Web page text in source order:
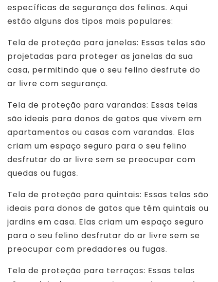
específicas de segurança dos felinos. Aqui
estão alguns dos tipos mais populares:
Tela de proteção para janelas: Essas telas são
projetadas para proteger as janelas da sua
casa, permitindo que o seu felino desfrute do
ar livre com segurança.
Tela de proteção para varandas: Essas telas
são ideais para donos de gatos que vivem em
apartamentos ou casas com varandas. Elas
criam um espaço seguro para o seu felino
desfrutar do ar livre sem se preocupar com
quedas ou fugas.
Tela de proteção para quintais: Essas telas são
ideais para donos de gatos que têm quintais ou
jardins em casa. Elas criam um espaço seguro
para o seu felino desfrutar do ar livre sem se
preocupar com predadores ou fugas.
Tela de proteção para terraços: Essas telas